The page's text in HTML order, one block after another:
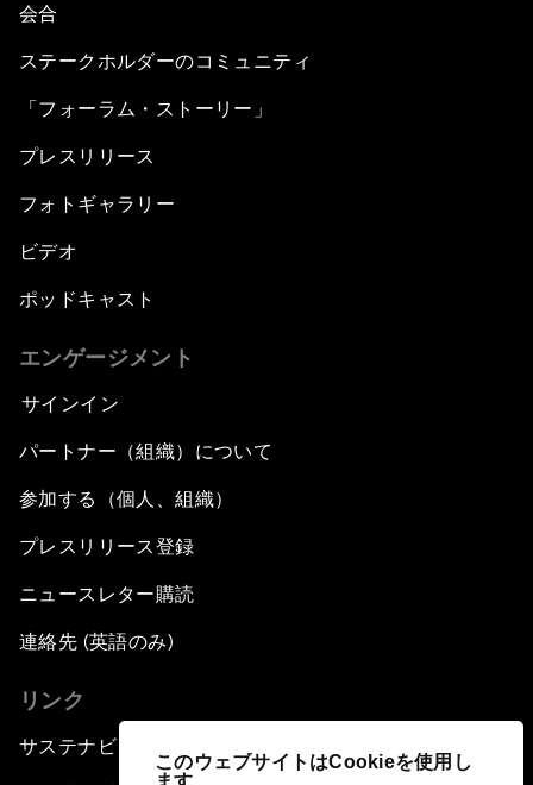
このウェブサイトはCookieを使用し
ます
会合
ステークホルダーのコミュニティ
「フォーラム・ストーリー」
プレスリリース
フォトギャラリー
ビデオ
ポッドキャスト
エンゲージメント
サインイン
パートナー（組織）について
参加する（個人、組織）
プレスリリース登録
ニュースレター購読
連絡先 (英語のみ)
リンク
サステナビリティへの取り組み